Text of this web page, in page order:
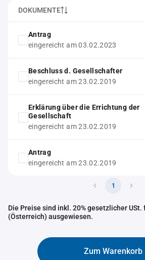
DOKUMENTE
Antrag
eingereicht am 03.02.2023
Beschluss d. Gesellschafter
eingereicht am 23.02.2019
Erklärung über die Errichtung der
Gesellschaft
eingereicht am 23.02.2019
Antrag
eingereicht am 23.02.2019
1
Die Preise sind inkl. 20% gesetzlicher
(Österreich) ausgewiesen.
Zum Warenkorb